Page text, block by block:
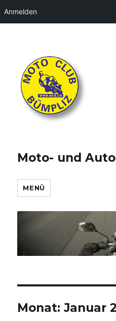
Anmelden
Moto- und
MENÜ
Monat:Januar